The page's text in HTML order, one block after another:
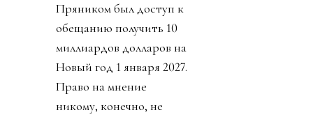
Пряником был доступ к
обещанию получить 10
миллиардов долларов на
Новый год 1 января 2027.
Право на мнение
никому, конечно, не